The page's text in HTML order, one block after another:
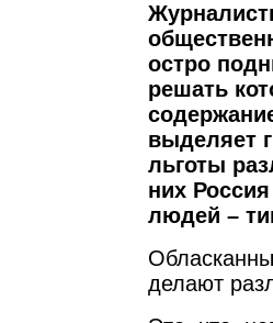
остро
решать
выделяет
льготы
них
людей –
делают